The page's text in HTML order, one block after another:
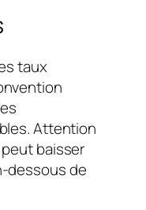
taux
Attention
baisser
dessous de